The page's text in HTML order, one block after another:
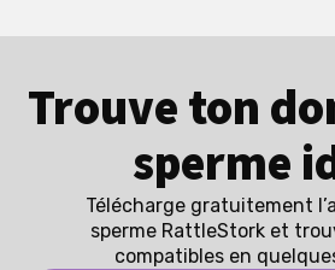
Trouve ton
sperme
Télécharge gratuitement
sperme RattleStork et
compatibles en